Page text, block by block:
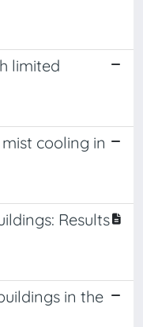
limited
cooling in
Results
in the